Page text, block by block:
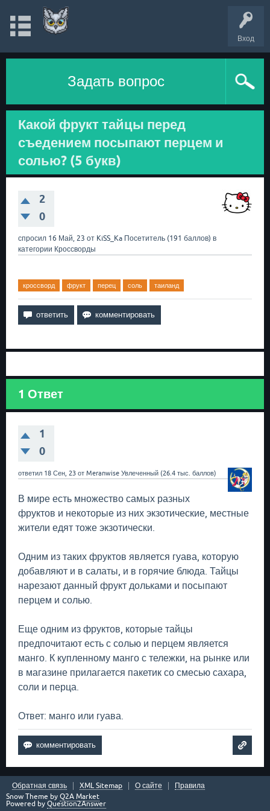
Вход
Задать вопрос
Какой фрукт тайцы перед
съедением посыпают перцем и
солью? (5 букв)
2
0
спросил 16 Май, 23 от KiSS_Ka Посетитель (191 баллов) в
категории Кроссворды
кроссворд фрукт перец соль таиланд
1 Ответ
1
0
ответил 18 Сен, 23 от Meranwise Увлеченный (26.4 тыс. баллов)
В мире есть множество самых разных
фруктов и некоторые из них экзотические, местные
жители едят тоже экзотически.
Одним из таких фруктов является гуава, которую
добавляют и в салаты, и в горячие блюда. Тайцы
нарезают данный фрукт дольками и посыпают
перцем и солью.
Еще одним из фруктов, которые тайцы
предпочитают есть с солью и перцем является
манго. К купленному манго с тележки, на рынке или
в магазине прилагается пакетик со смесью сахара,
соли и перца.
Ответ: манго или гуава.
Обратная связь XML Sitemap О сайте
Правила
Snow Theme by Q2A Market
Powered by Question2Answer